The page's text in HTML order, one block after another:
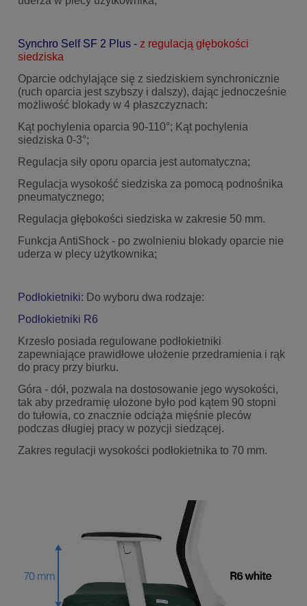
Synchro Self SF 2 Plus - z regulacją głębokości
siedziska
Oparcie odchylające się z siedziskiem synchronicznie
(ruch oparcia jest szybszy i dalszy), dając jednocześnie
możliwość blokady w 4 płaszczyznach:
Kąt pochylenia oparcia 90-110°; Kąt pochylenia
siedziska 0-3°;
Regulacja siły oporu oparcia jest automatyczna;
Regulacja wysokość siedziska za pomocą podnośnika
pneumatycznego;
Regulacja głębokości siedziska w zakresie 50 mm.
Funkcja AntiShock - po zwolnieniu blokady oparcie nie
uderza w plecy użytkownika;
Podłokietniki: Do wyboru dwa rodzaje:
Podłokietniki R6
Krzesło posiada regulowane podłokietniki
zapewniające prawidłowe ułożenie przedramienia i rąk
do pracy przy biurku.
Góra - dół, pozwala na dostosowanie jego wysokości,
tak aby przedramię ułożone było pod kątem 90 stopni
do tułowia, co znacznie odciąża mięśnie pleców
podczas długiej pracy w pozycji siedzącej.
Zakres regulacji wysokości podłokietnika to 70 mm.